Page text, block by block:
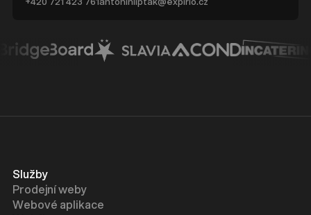
Služby
Prodejní weby
Webové aplikace